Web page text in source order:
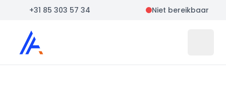
+31 85 303 57 34 Niet bereikbaar
Auto Atlas